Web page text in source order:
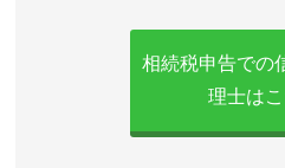
相続税申告での
理士は